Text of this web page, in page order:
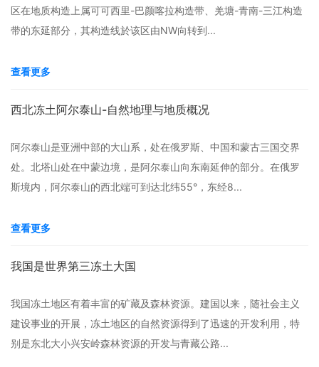
区在地质构造上属可可西里-巴颜喀拉构造带、羌塘-青南-三江构造
带的东延部分，其构造线於该区由NW向转到...
查看更多
西北冻土阿尔泰山-自然地理与地质概况
阿尔泰山是亚洲中部的大山系，处在俄罗斯、中国和蒙古三国交界
处。北塔山处在中蒙边境，是阿尔泰山向东南延伸的部分。在俄罗
斯境内，阿尔泰山的西北端可到达北纬55°，东经8...
查看更多
我国是世界第三冻土大国
我国冻土地区有着丰富的矿藏及森林资源。建国以来，随社会主义
建设事业的开展，冻土地区的自然资源得到了迅速的开发利用，特
别是东北大小兴安岭森林资源的开发与青藏公路...